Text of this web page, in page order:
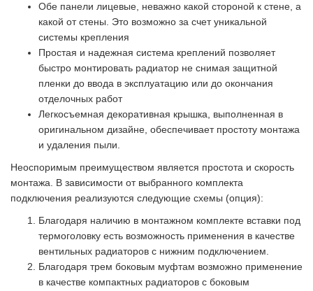
Обе панели лицевые, неважно какой стороной к стене, а
какой от стены. Это возможно за счет уникальной
системы крепления
Простая и надежная система креплений позволяет
быстро монтировать радиатор не снимая защитной
пленки до ввода в эксплуатацию или до окончания
отделочных работ
Легкосъемная декоративная крышка, выполненная в
оригинальном дизайне, обеспечивает простоту монтажа
и удаления пыли.
Неоспоримым преимуществом является простота и скорость
монтажа. В зависимости от выбранного комплекта
подключения реализуются следующие схемы (опция):
Благодаря наличию в монтажном комплекте вставки под
термоголовку есть возможность применения в качестве
вентильных радиаторов с нижним подключением.
Благодаря трем боковым муфтам возможно применение
в качестве компактных радиаторов с боковым